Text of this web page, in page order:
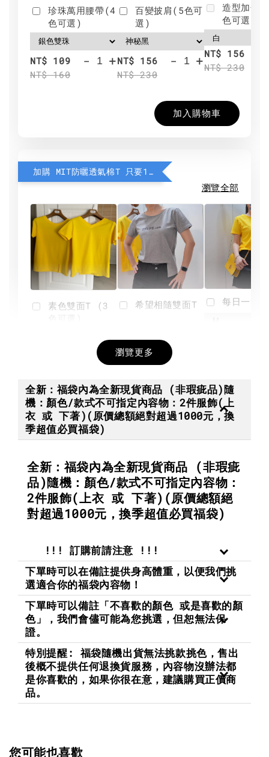
珍珠萬用腰帶(4
色可選)
NT$ 109
NT$ 160
- +
百變披肩(5色可
選)
NT$ 156
NT$ 230
- +
造型加分
色可選)
NT$ 156
NT$ 230
加入購物車
加購 MIT防曬透氣棉T 只要190元
瀏覽全部
素色雙面T (3
+
希望相隨雙面T
NT$ 190
-
每日一笑
加入購物車
瀏覽更多
全新：福袋內為全新現貨商品 (非瑕疵品)隨
機：顏色/款式不可指定內容物：2件服飾(上
衣 或 下著)(原價總額絕對超過1000元，換
季超值必買福袋)
全新：福袋內為全新現貨商品 (非瑕疵
品)隨機：顏色/款式不可指定內容物：
2件服飾(上衣 或 下著)(原價總額絕
對超過1000元，換季超值必買福袋)
!!! 訂購前請注意 !!!
下單時可以在備註提供身高體重，以便我們挑
選適合你的福袋內容物！
下單時可以備註「不喜歡的顏色 或是喜歡的顏
色」，我們會儘可能為您挑選，但恕無法保
證。
特別提醒: 福袋隨機出貨無法挑款挑色，售出
後概不提供任何退換貨服務，內容物沒辦法都
是你喜歡的，如果你很在意，建議購買正價商
品。
您可能也喜歡